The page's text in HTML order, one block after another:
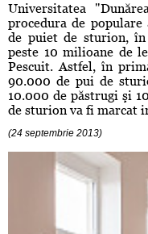
Universitatea
procedura de
de puiet de sturion,
peste 10 milioane de
Pescuit. Astfel, în
90.000 de pui de
10.000 de păstrugi şi
de sturion va fi marcat
(24 septembrie 2013)